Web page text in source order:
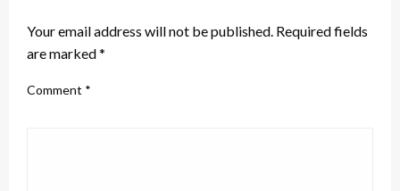
Your email address will not be published. Required fields
are marked*
Comment *